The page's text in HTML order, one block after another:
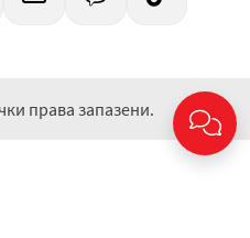
права запазени.